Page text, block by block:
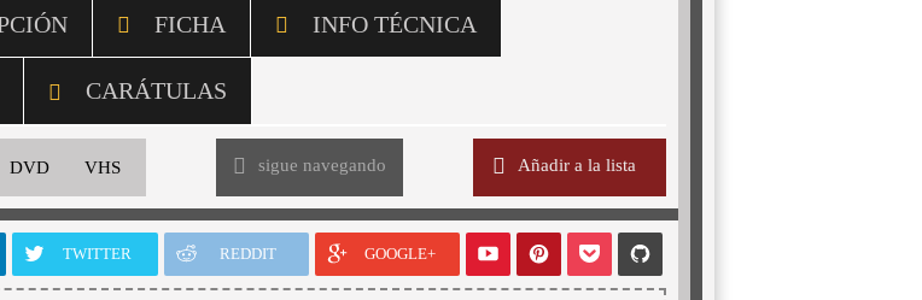
FICHA INFO TÉCNICA
CARÁTULAS
DVD VHS sigue navegando Añadir a la lista
TWITTER REDDIT GOOGLE+